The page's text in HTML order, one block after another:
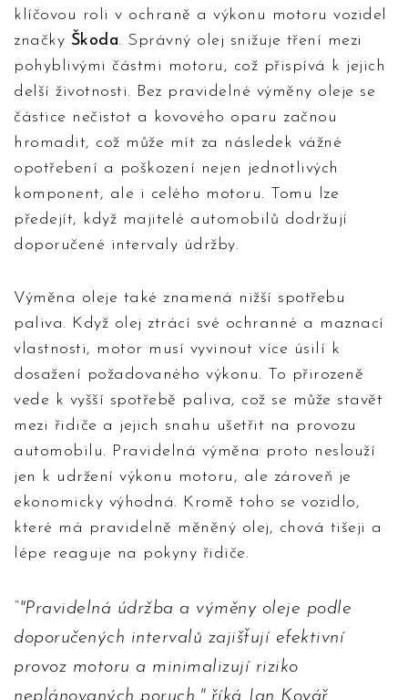
klíčovou roli v ochraně a výkonu motoru vozidel
značky Škoda. Správný olej snižuje tření mezi
pohyblivými částmi motoru, což přispívá k jejich
delší životnosti. Bez pravidelné výměny oleje se
částice nečistot a kovového oparu začnou
hromadit, což může mít za následek vážné
opotřebení a poškození nejen jednotlivých
komponent, ale i celého motoru. Tomu lze
předejít, když majitelé automobilů dodržují
doporučené intervaly údržby.
Výměna oleje také znamená nižší spotřebu
paliva. Když olej ztrácí své ochranné a maznací
vlastnosti, motor musí vyvinout více úsilí k
dosažení požadovaného výkonu. To přirozeně
vede k vyšší spotřebě paliva, což se může stavět
mezi řidiče a jejich snahu ušetřit na provozu
automobilu. Pravidelná výměna proto neslouží
jen k udržení výkonu motoru, ale zároveň je
ekonomicky výhodná. Kromě toho se vozidlo,
které má pravidelně měněný olej, chová tišeji a
lépe reaguje na pokyny řidiče.
"Pravidelná údržba a výměny oleje podle
doporučených intervalů zajišťují efektivní
provoz motoru a minimalizují riziko